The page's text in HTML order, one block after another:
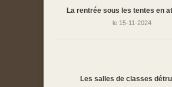
La rentrée sous les tentes en
le 15-11-2024
Les salles de classes